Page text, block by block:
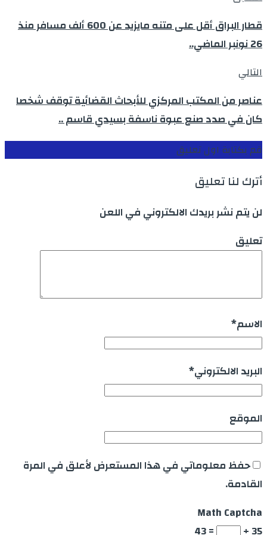
قطار البراق أقل على متنه مايزيد عن 600 ألف مسافر منذ
26 نونبر الماضي..
التالي
عناصر من المكتب المركزي للأبحاث القضائية توقف شخصا
كان في صدد صنع عبوة ناسفة بسيدي قاسم ..
قم بكتابة اول تعليق
أترك لنا تعليق
لن يتم نشر بريدك الالكتروني في اللعن
تعليق
الاسم*
البريد الالكتروني*
الموقع
حفظ معلوماتي في هذا المستعرض لأعلق في المرة
القادمة.
Math Captcha
35 +
= 43